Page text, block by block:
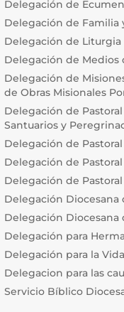
Delegación de
Delegación de Familia
Delegación de Liturgia
Delegación de Medios
Delegación de
de Obras Misionales
Delegación de
Santuarios y
Delegación de
Delegación de
Delegación de
Delegación Diocesana
Delegación Diocesana
Delegación para
Delegación para la
Delegacion para las
Servicio Bíblico